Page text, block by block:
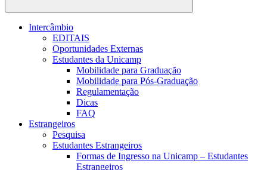
Buscar
Intercâmbio
EDITAIS
Oportunidades Externas
Estudantes da Unicamp
Mobilidade para Graduação
Mobilidade para Pós-Graduação
Regulamentação
Dicas
FAQ
Estrangeiros
Pesquisa
Estudantes Estrangeiros
Formas de Ingresso na Unicamp – Estudantes
Estrangeiros